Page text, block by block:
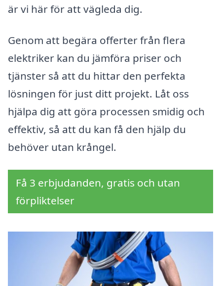
är vi här för att vägleda dig.
Genom att begära offerter från flera
elektriker kan du jämföra priser och
tjänster så att du hittar den perfekta
lösningen för just ditt projekt. Låt oss
hjälpa dig att göra processen smidig och
effektiv, så att du kan få den hjälp du
behöver utan krångel.
Få 3 erbjudanden, gratis och utan
förpliktelser